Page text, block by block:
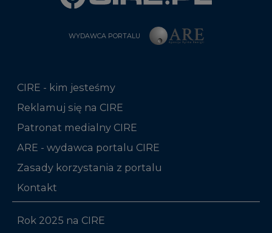
WYDAWCA PORTALU
CIRE - kim jesteśmy
Reklamuj się na CIRE
Patronat medialny CIRE
ARE - wydawca portalu CIRE
Zasady korzystania z portalu
Kontakt
Rok 2025 na CIRE